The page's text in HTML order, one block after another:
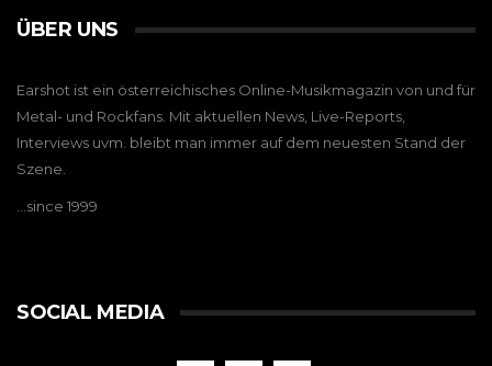
ÜBER UNS
Earshot ist ein österreichisches Online-Musikmagazin von und für
Metal- und Rockfans. Mit aktuellen News, Live-Reports,
Interviews uvm. bleibt man immer auf dem neuesten Stand der
Szene.
…since 1999
SOCIAL MEDIA